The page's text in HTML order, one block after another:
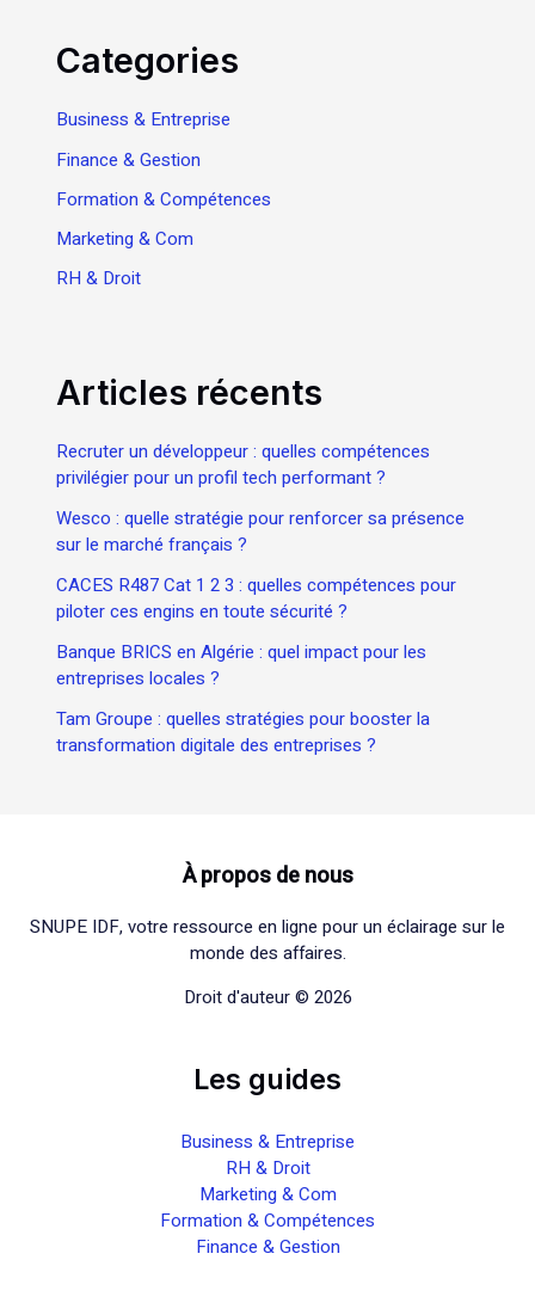
Categories
Business & Entreprise
Finance & Gestion
Formation & Compétences
Marketing & Com
RH & Droit
Articles récents
Recruter un développeur : quelles compétences
privilégier pour un profil tech performant ?
Wesco : quelle stratégie pour renforcer sa présence
sur le marché français ?
CACES R487 Cat 1 2 3 : quelles compétences pour
piloter ces engins en toute sécurité ?
Banque BRICS en Algérie : quel impact pour les
entreprises locales ?
Tam Groupe : quelles stratégies pour booster la
transformation digitale des entreprises ?
À propos de nous
SNUPE IDF, votre ressource en ligne pour un éclairage sur le
monde des affaires.
Droit d'auteur © 2026
Les guides
Business & Entreprise
RH & Droit
Marketing & Com
Formation & Compétences
Finance & Gestion